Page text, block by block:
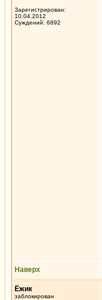
Зарегистрирован:
10.04.2012
Суждений: 6892
Наверх
Ёжик
заблокирован